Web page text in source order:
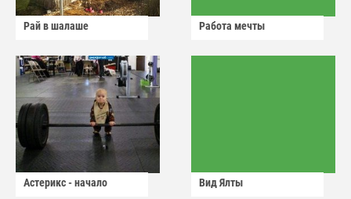
Рай в шалаше Работа мечты
Астерикс - начало Вид Ялты